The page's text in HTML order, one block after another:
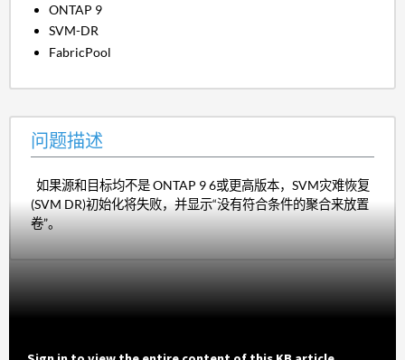
ONTAP 9
SVM-DR
FabricPool
问题描述
如果源和目标均不是 ONTAP 9 6或更高版本，SVM灾难恢复
(SVM DR)初始化将失败，并显示“没有符合条件的聚合来放置
卷”。